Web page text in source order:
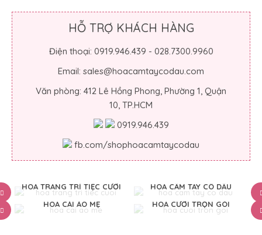
HỖ TRỢ KHÁCH HÀNG
Điện thoại: 0919.946.439 - 028.7300.9960
Email: sales@hoacamtaycodau.com
Văn phòng: 412 Lê Hồng Phong, Phường 1, Quận
10, TP.HCM
0919.946.439
fb.com/shophoacamtaycodau
HOA TRANG TRÍ TIỆC CƯỚI
HOA CẦM TAY CÔ DÂU
HOA CÀI ÁO MẸ
HOA CƯỚI TRỌN GÓI